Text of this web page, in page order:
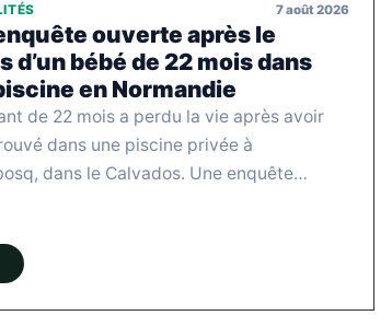
7 août 2026
ouverte après le
d’un bébé de 22 mois dans
en Normandie
de 22 mois a perdu la vie après avoir
dans une piscine privée à
dans le Calvados. Une enquête…